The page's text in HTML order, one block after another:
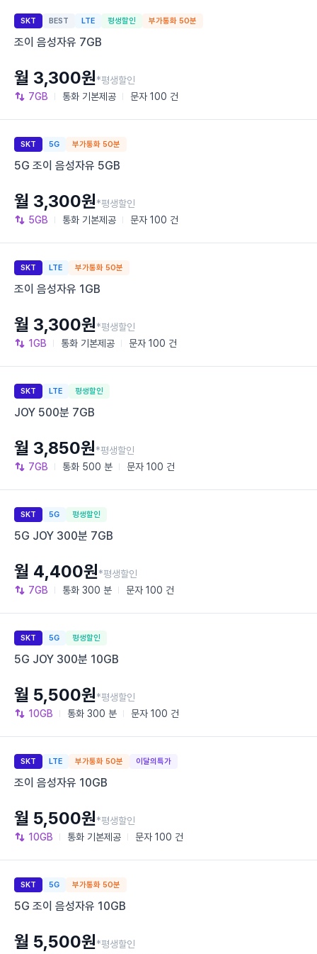
SKT BEST LTE 평생할인 부가통화 50분
조이 음성자유 7GB
7GB 통화 기본제공 문자 100 건
월 3,300원*평생할인
SKT 5G 부가통화 50분
5G 조이 음성자유 5GB
5GB 통화 기본제공 문자 100 건
월 3,300원*평생할인
SKT LTE 부가통화 50분
조이 음성자유 1GB
1GB 통화 기본제공 문자 100 건
월 3,300원*평생할인
SKT LTE 평생할인
JOY 500분 7GB
7GB 통화 500 분 문자 100 건
월 3,850원*평생할인
SKT 5G 평생할인
5G JOY 300분 7GB
7GB 통화 300 분 문자 100 건
월 4,400원*평생할인
SKT 5G 평생할인
5G JOY 300분 10GB
10GB 통화 300 분 문자 100 건
월 5,500원*평생할인
SKT LTE 부가통화 50분 이달의특가
조이 음성자유 10GB
10GB 통화 기본제공 문자 100 건
월 5,500원*평생할인
SKT 5G 부가통화 50분
5G 조이 음성자유 10GB
월 5,500원*평생할인